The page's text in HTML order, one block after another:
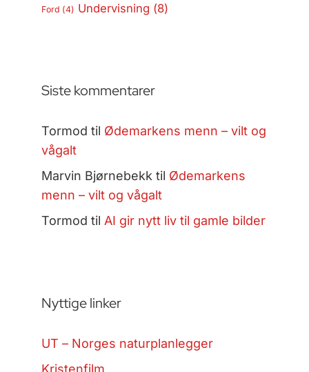
Ford (4) Undervisning (8)
Siste kommentarer
Tormod til Ødemarkens menn – vilt og
vågalt
Marvin Bjørnebekk til Ødemarkens
menn – vilt og vågalt
Tormod til AI gir nytt liv til gamle bilder
Nyttige linker
UT – Norges naturplanlegger
Kristenfilm